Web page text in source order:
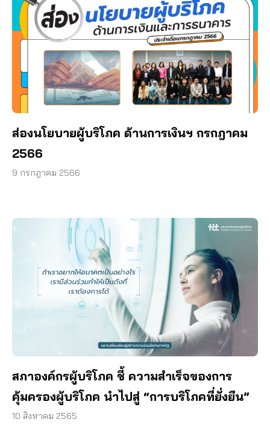
ส่องนโยบายผู้บริโภค ด้านการเงินฯ กรกฎาคม
2566
9 กรกฎาคม 2566
สภาองค์กรผู้บริโภค ชี้ ความสำเร็จของการ
คุ้มครองผู้บริโภค นำไปสู่ “การบริโภคที่ยั่งยืน”
10 สิงหาคม 2565